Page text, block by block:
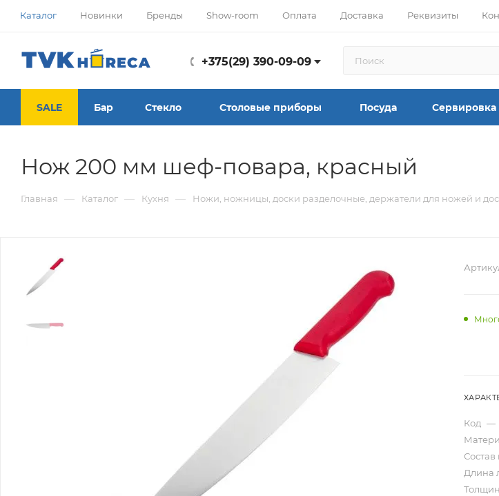
Каталог Новинки Бренды Show-room Оплата Доставка Реквизиты
+375(29) 390-09-09
SALE Бар Стекло Столовые приборы Посуда Сервировка
Нож 200 мм шеф-повара, красный
Главная — Каталог — Кухня — Ножи, ножницы, доски разделочные, держатели для ножей и
Код —
Длина